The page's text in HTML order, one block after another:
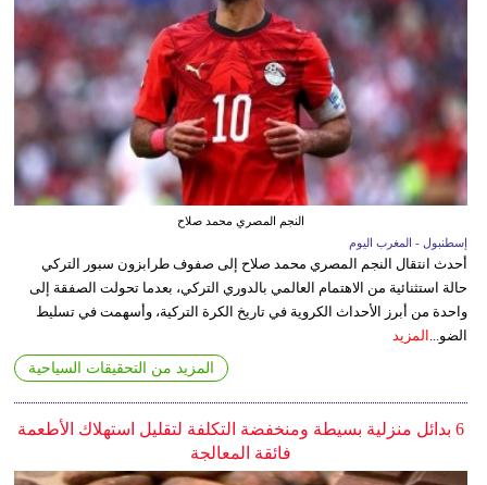
النجم المصري محمد صلاح
إسطنبول - المغرب اليوم
أحدث انتقال النجم المصري محمد صلاح إلى صفوف طرابزون سبور التركي
حالة استثنائية من الاهتمام العالمي بالدوري التركي، بعدما تحولت الصفقة إلى
واحدة من أبرز الأحداث الكروية في تاريخ الكرة التركية، وأسهمت في تسليط
الضو... المزيد
المزيد من التحقيقات السياحية
6 بدائل منزلية بسيطة ومنخفضة التكلفة لتقليل استهلاك الأطعمة
فائقة المعالجة